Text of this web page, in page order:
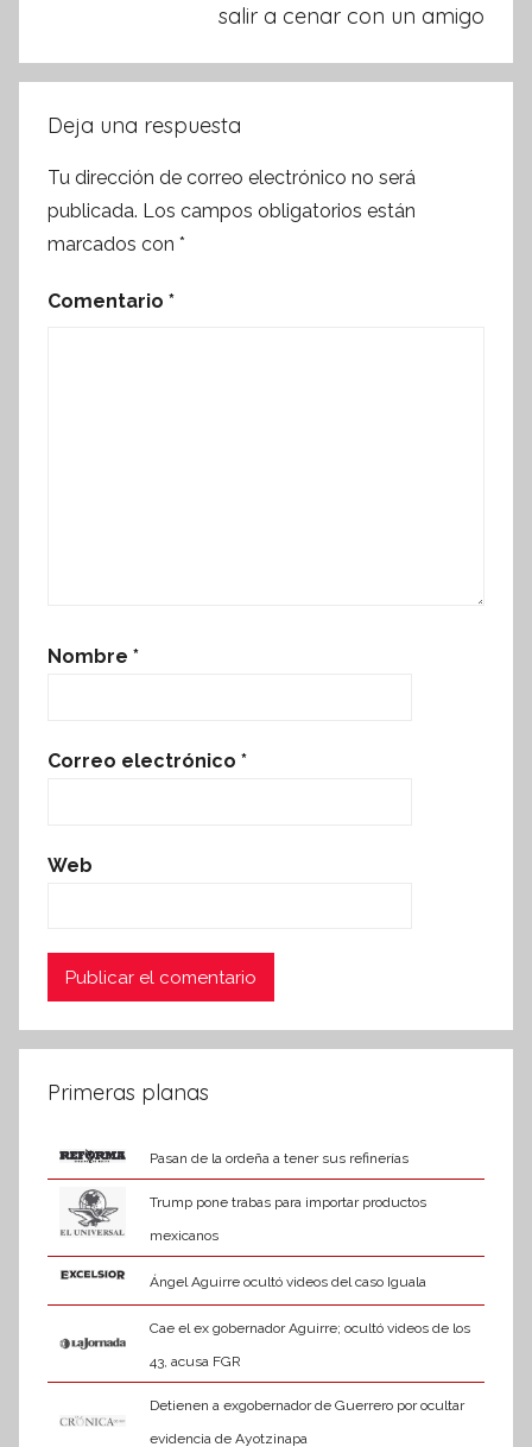
salir a cenar con un amigo
Deja una respuesta
Tu dirección de correo electrónico no será
publicada. Los campos obligatorios están
marcados con *
Comentario *
Nombre *
Correo electrónico *
Web
Primeras planas
Pasan de la ordeña a tener sus refinerías
Trump pone trabas para importar productos
mexicanos
Ángel Aguirre ocultó videos del caso Iguala
Cae el ex gobernador Aguirre; ocultó videos de los
43, acusa FGR
Detienen a exgobernador de Guerrero por ocultar
evidencia de Ayotzinapa